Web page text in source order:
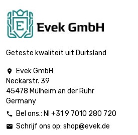
Geteste kwaliteit uit Duitsland

Evek GmbH
Neckarstr. 39
45478 Mülheim an der Ruhr
Germany
 Bel ons.: Nl +31 9 7010 280 720
 Schrijf ons op: shop@evek.de